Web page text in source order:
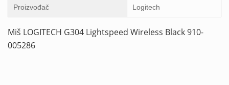
Proizvođač Logitech
Miš LOGITECH G304 Lightspeed Wireless Black 910-
005286